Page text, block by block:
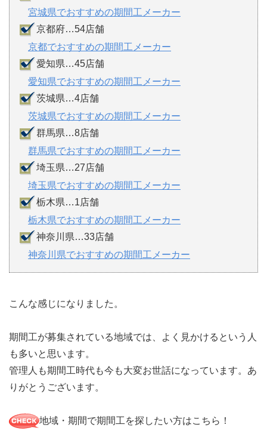
宮城県でおすすめの期間工メーカー
京都府…54店舗
京都でおすすめの期間工メーカー
愛知県…45店舗
愛知県でおすすめの期間工メーカー
茨城県…4店舗
茨城県でおすすめの期間工メーカー
群馬県…8店舗
群馬県でおすすめの期間工メーカー
埼玉県…27店舗
埼玉県でおすすめの期間工メーカー
栃木県…1店舗
栃木県でおすすめの期間工メーカー
神奈川県…33店舗
神奈川県でおすすめの期間工メーカー
こんな感じになりました。
期間工が募集されている地域では、よく見かけるという人
も多いと思います。
管理人も期間工時代も今も大変お世話になっています。あ
りがとうございます。
地域・期間で期間工を探したい方はこちら！